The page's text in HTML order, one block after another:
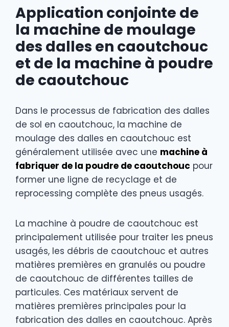
Application conjointe de
la machine de moulage
des dalles en caoutchouc
et de la machine à poudre
de caoutchouc
Dans le processus de fabrication des dalles
de sol en caoutchouc, la machine de
moulage des dalles en caoutchouc est
généralement utilisée avec une machine à
fabriquer de la poudre de caoutchouc pour
former une ligne de recyclage et de
reprocessing complète des pneus usagés.
La machine à poudre de caoutchouc est
principalement utilisée pour traiter les pneus
usagés, les débris de caoutchouc et autres
matières premières en granulés ou poudre
de caoutchouc de différentes tailles de
particules. Ces matériaux servent de
matières premières principales pour la
fabrication des dalles en caoutchouc. Après